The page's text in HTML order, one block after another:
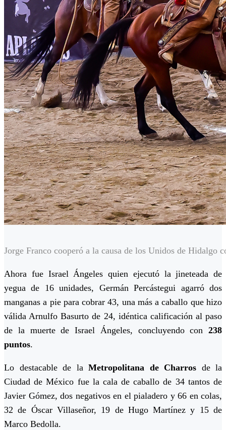
Jorge Franco cooperó a la causa de los Unidos de Hidalgo
Ahora fue Israel Ángeles quien ejecutó la jineteada de
yegua de 16 unidades, Germán Percástegui agarró dos
manganas a pie para cobrar 43, una más a caballo que hizo
válida Arnulfo Basurto de 24, idéntica calificación al paso
de la muerte de Israel Ángeles, concluyendo con 238
puntos.
Lo destacable de la Metropolitana de Charros de la
Ciudad de México fue la cala de caballo de 34 tantos de
Javier Gómez, dos negativos en el pialadero y 66 en colas,
32 de Óscar Villaseñor, 19 de Hugo Martínez y 15 de
Marco Bedolla.